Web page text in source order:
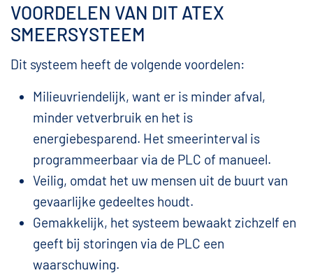
VOORDELEN VAN DIT ATEX
SMEERSYSTEEM
Dit systeem heeft de volgende voordelen:
Milieuvriendelijk, want er is minder afval,
minder vetverbruik en het is
energiebesparend. Het smeerinterval is
programmeerbaar via de PLC of manueel.
Veilig, omdat het uw mensen uit de buurt van
gevaarlijke gedeeltes houdt.
Gemakkelijk, het systeem bewaakt zichzelf en
geeft bij storingen via de PLC een
waarschuwing.